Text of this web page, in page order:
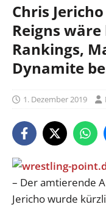
Chris
Reigns wäre
Rankings,
Dynamite
1. Dezember 2019
– Der amtierende
Jericho wurde